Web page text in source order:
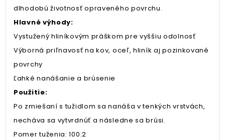
dlhodobú životnosť opraveného povrchu.
Hlavné výhody:
Vystužený hliníkovým práškom pre vyššiu odolnosť
Výborná priľnavosť na kov, oceľ, hliník aj pozinkované
povrchy
Ľahké nanášanie a brúsenie
Použitie:
Po zmiešaní s tužidlom sa nanáša v tenkých vrstvách,
necháva sa vytvrdnúť a následne sa brúsi.
Pomer tuženia: 100:2